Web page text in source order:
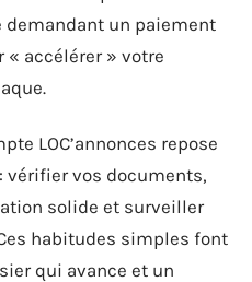
demandant un paiement
« accélérer » votre
LOC’annonces repose
vérifier vos documents,
solide et surveiller
habitudes simples font
qui avance et un